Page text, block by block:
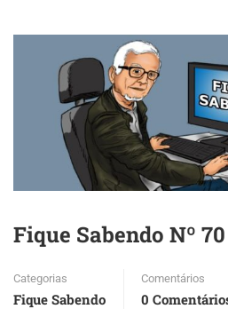
Fique Sabendo Nº 70
Categorias
Fique Sabendo
Comentários
0